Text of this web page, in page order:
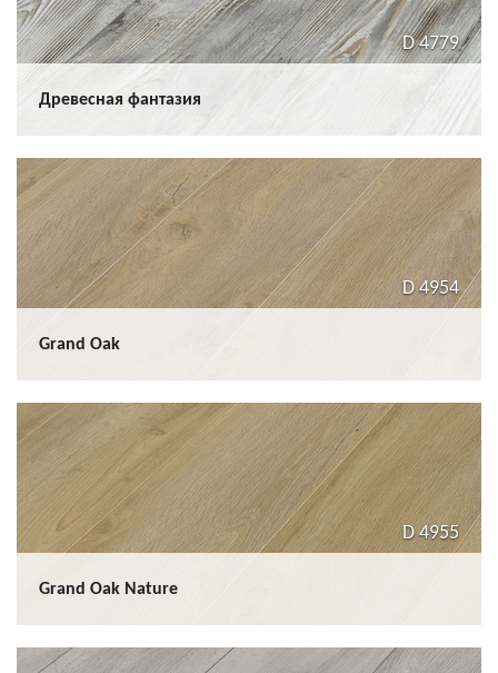
Древесная фантазия
D 4779
Grand Oak
D 4954
Grand Oak Nature
D 4955